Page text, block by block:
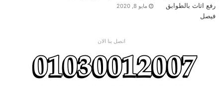
مايو 8, 2020
اتصل بنا الان